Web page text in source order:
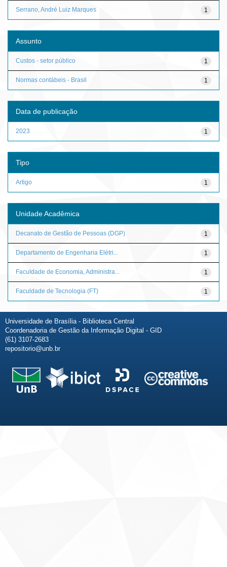
1
Serrano, André Luiz Marques
Assunto
1
Custos - setor público
1
Normas contábeis - Brasil
Data de publicação
1
2023
Tipo
1
Artigo
Unidade Acadêmica
1
Decanato de Gestão de Pessoas (DGP)
1
Departamento de Engenharia Elétri...
1
Faculdade de Economia, Administra...
1
Faculdade de Tecnologia (FT)
Universidade de Brasília - Biblioteca Central
Coordenadoria de Gestão da Informação Digital - GID
(61) 3107-2683
repositorio@unb.br